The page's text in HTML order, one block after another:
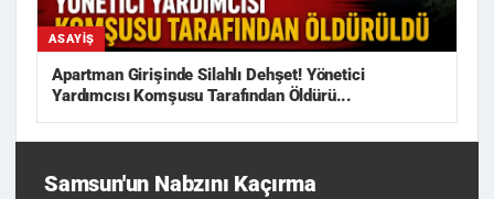
ASAYIŞ
Apartman Girişinde Silahlı Dehşet! Yönetici
Yardımcısı Komşusu Tarafından Öldürü...
Samsun'un Nabzını Kaçırma